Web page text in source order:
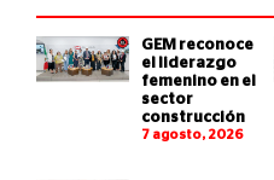
GEM reconoce
el liderazgo
femenino en el
sector
construcción
7 agosto, 2026